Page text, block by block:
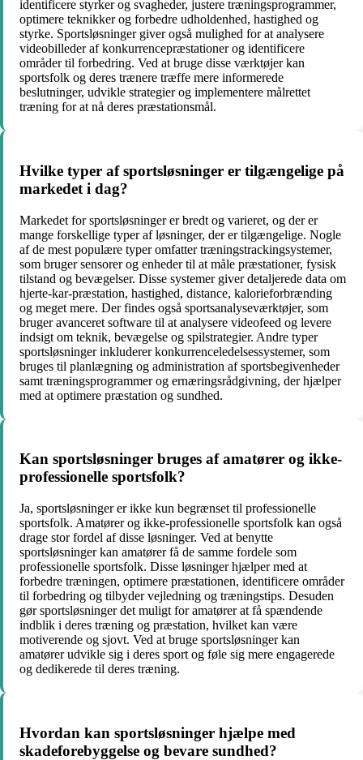
identificere styrker og svagheder, justere træningsprogrammer,
optimere teknikker og forbedre udholdenhed, hastighed og
styrke. Sportsløsninger giver også mulighed for at analysere
videobilleder af konkurrencepræstationer og identificere
områder til forbedring. Ved at bruge disse værktøjer kan
sportsfolk og deres trænere træffe mere informerede
beslutninger, udvikle strategier og implementere målrettet
træning for at nå deres præstationsmål.
Hvilke typer af sportsløsninger er tilgængelige på
markedet i dag?
Markedet for sportsløsninger er bredt og varieret, og der er
mange forskellige typer af løsninger, der er tilgængelige. Nogle
af de mest populære typer omfatter træningstrackingsystemer,
som bruger sensorer og enheder til at måle præstationer, fysisk
tilstand og bevægelser. Disse systemer giver detaljerede data om
hjerte-kar-præstation, hastighed, distance, kalorieforbrænding
og meget mere. Der findes også sportsanalyseværktøjer, som
bruger avanceret software til at analysere videofeed og levere
indsigt om teknik, bevægelse og spilstrategier. Andre typer
sportsløsninger inkluderer konkurrenceledelsessystemer, som
bruges til planlægning og administration af sportsbegivenheder
samt træningsprogrammer og ernæringsrådgivning, der hjælper
med at optimere præstation og sundhed.
Kan sportsløsninger bruges af amatører og ikke-
professionelle sportsfolk?
Ja, sportsløsninger er ikke kun begrænset til professionelle
sportsfolk. Amatører og ikke-professionelle sportsfolk kan også
drage stor fordel af disse løsninger. Ved at benytte
sportsløsninger kan amatører få de samme fordele som
professionelle sportsfolk. Disse løsninger hjælper med at
forbedre træningen, optimere præstationen, identificere områder
til forbedring og tilbyder vejledning og træningstips. Desuden
gør sportsløsninger det muligt for amatører at få spændende
indblik i deres træning og præstation, hvilket kan være
motiverende og sjovt. Ved at bruge sportsløsninger kan
amatører udvikle sig i deres sport og føle sig mere engagerede
og dedikerede til deres træning.
Hvordan kan sportsløsninger hjælpe med
skadeforebyggelse og bevare sundhed?